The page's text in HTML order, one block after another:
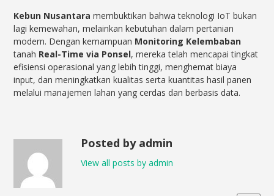
Kebun Nusantara membuktikan bahwa teknologi IoT bukan
lagi kemewahan, melainkan kebutuhan dalam pertanian
modern. Dengan kemampuan Monitoring Kelembaban
tanah Real-Time via Ponsel, mereka telah mencapai tingkat
efisiensi operasional yang lebih tinggi, menghemat biaya
input, dan meningkatkan kualitas serta kuantitas hasil panen
melalui manajemen lahan yang cerdas dan berbasis data.
Posted by admin
View all posts by admin